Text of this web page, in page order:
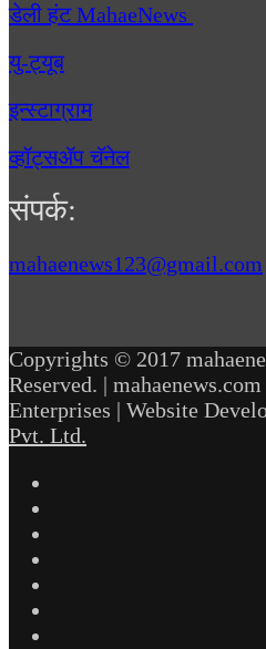
डेली हंट MahaeNews
यु-ट्यूब
इन्स्टाग्राम
व्हॉट्सॲप चॅनेल
संपर्क:
mahaenews123@gmail.com
Copyrights © 2017
Reserved. |
Enterprises | Website
Pvt. Ltd.